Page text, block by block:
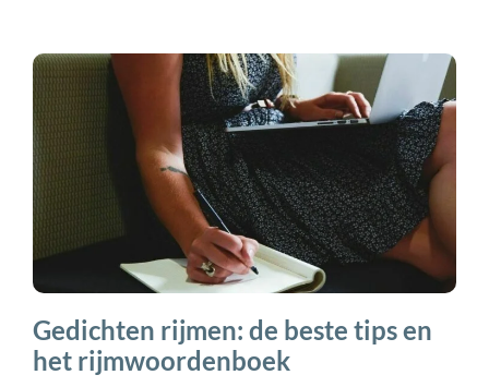
Gedichten rijmen: de beste tips en
het rijmwoordenboek